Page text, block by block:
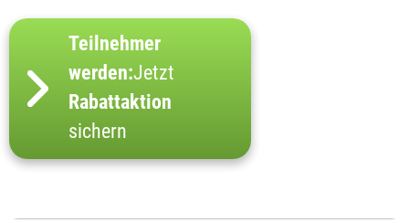
Teilnehmer
werden:Jetzt
Rabattaktion
sichern